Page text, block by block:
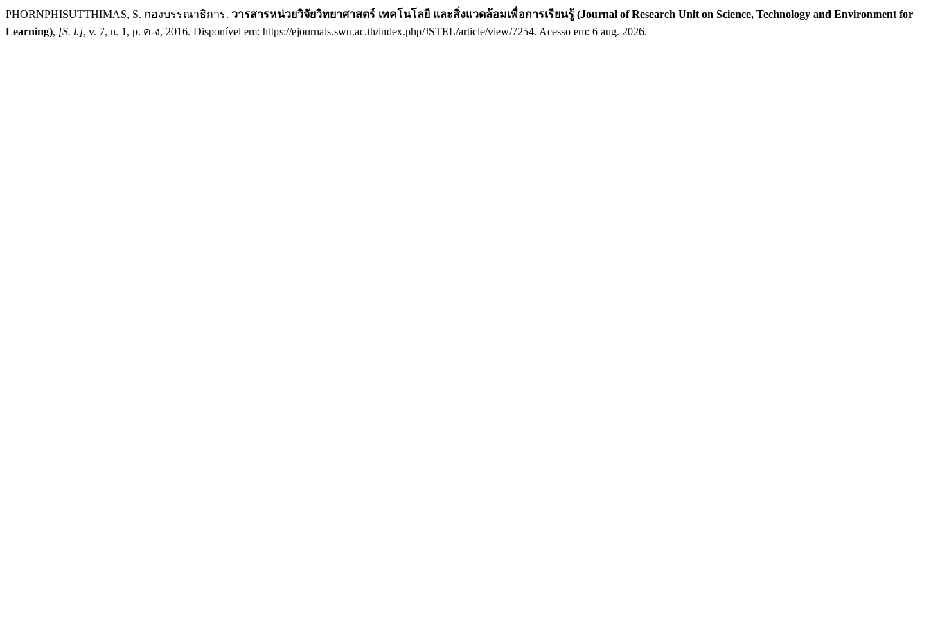
PHORNPHISUTTHIMAS, S. กองบรรณาธิการ. วารสารหน่วยวิจัยวิทยาศาสตร์ เทคโนโลยี และสิ่งแวดล้อมเพื่อการเรียนรู้ (Journal of Research Unit on Science, Technology and Environment for
Learning), [S. l.], v. 7, n. 1, p. ค-ง, 2016. Disponível em: https://ejournals.swu.ac.th/index.php/JSTEL/article/view/7254. Acesso em: 6 aug. 2026.